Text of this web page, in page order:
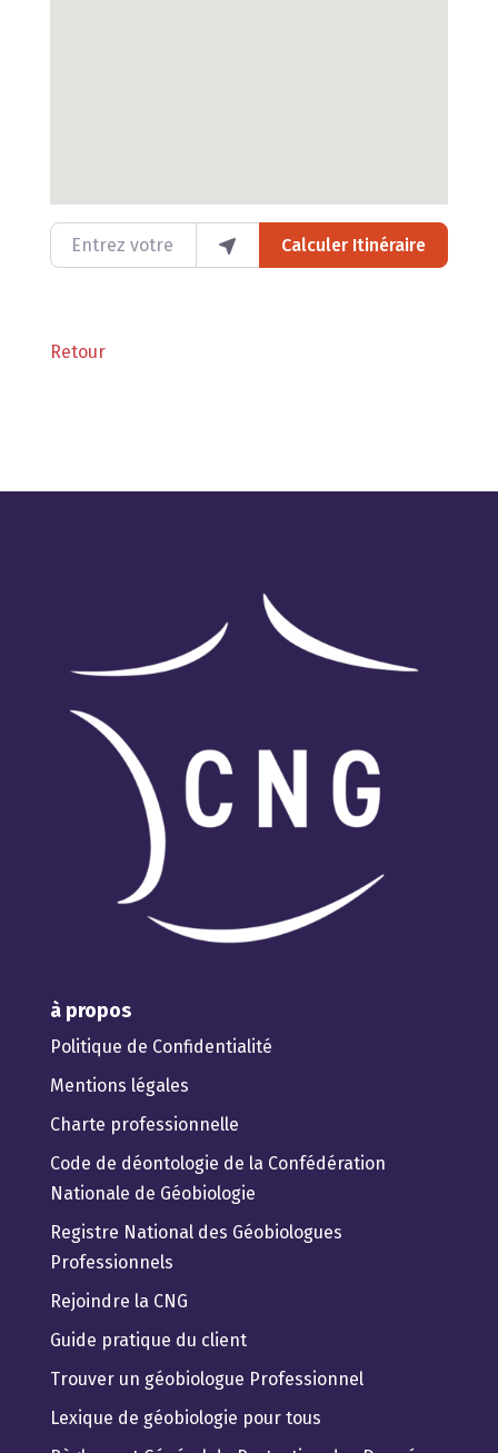
Entrez votre lieu Calculer Itinéraire
Retour
à propos
Politique de Confidentialité
Mentions légales
Charte professionnelle
Code de déontologie de la Confédération
Nationale de Géobiologie
Registre National des Géobiologues
Professionnels
Rejoindre la CNG
Guide pratique du client
Trouver un géobiologue Professionnel
Lexique de géobiologie pour tous